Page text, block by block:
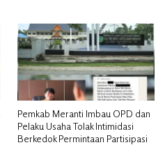
Pemkab Meranti Imbau OPD dan
Pelaku Usaha Tolak Intimidasi
Berkedok Permintaan Partisipasi